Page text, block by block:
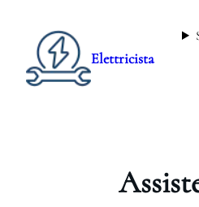
Elettricista